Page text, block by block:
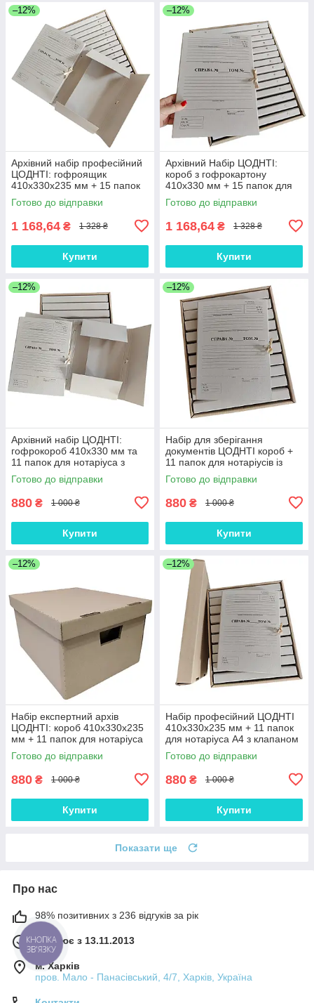
–12%
Архівний набір професійний
ЦОДНТІ: гофроящик
410х330х235 мм + 15 папок
для нотаріуса А4 з клапаном
корінець 20 мм
Готово до відправки
1 168,64 ₴ 1 328 ₴
Купити
–12%
Архівний Набір ЦОДНТІ:
короб з гофрокартону
410х330 мм + 15 папок для
нотаріуса з клапаном
корінець 20 мм (NAB-GB-
Готово до відправки
1 168,64 ₴ 1 328 ₴
Купити
–12%
Архівний набір ЦОДНТІ:
гофрокороб 410х330 мм та
11 папок для нотаріуса з
клапаном корінець 30 мм
(NAB-GB-410+11PA4К-30-3)
Готово до відправки
880 ₴ 1 000 ₴
Купити
–12%
Набір для зберігання
документів ЦОДНТІ короб +
11 папок для нотаріусів із
клапаном корінець 30 мм
(NAB-GB-410+11PA4КТ-30-1)
Готово до відправки
880 ₴ 1 000 ₴
Купити
–12%
Набір експертний архів
ЦОДНТІ: короб 410х330х235
мм + 11 папок для нотаріуса
320х230х30 мм (NAB-GB-
410+11PA4КБТ-30-3)
Готово до відправки
880 ₴ 1 000 ₴
Купити
–12%
Набір професійний ЦОДНТІ
410х330х235 мм + 11 папок
для нотаріуса А4 з клапаном
корінець 30 мм (NAB-GB-
410+11PA4К-30-2)
Готово до відправки
880 ₴ 1 000 ₴
Купити
Показати ще
Про нас
98% позитивних з 236 відгуків за рік
Працює з 13.11.2013
м. Харків
пров. Мало - Панасівський, 4/7, Харків, Україна
КНОПКА
ЗВ'ЯЗКУ